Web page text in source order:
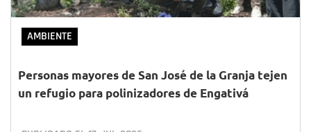
AMBIENTE
Personas mayores de San José de la Granja tejen
un refugio para polinizadores de Engativá